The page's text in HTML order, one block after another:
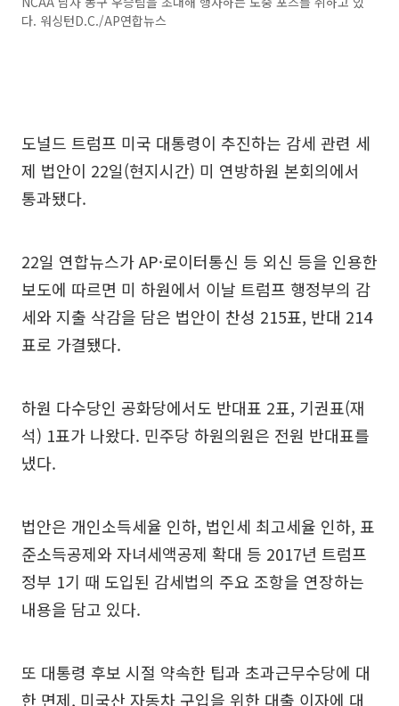
다. 워싱턴D.C./AP연합뉴스
도널드 트럼프 미국 대통령이 추진하는 감세 관련 세
제 법안이 22일(현지시간) 미 연방하원 본회의에서
통과됐다.
22일 연합뉴스가 AP·로이터통신 등 외신 등을 인용한
보도에 따르면 미 하원에서 이날 트럼프 행정부의 감
세와 지출 삭감을 담은 법안이 찬성 215표, 반대 214
표로 가결됐다.
하원 다수당인 공화당에서도 반대표 2표, 기권표(재
석) 1표가 나왔다. 민주당 하원의원은 전원 반대표를
냈다.
법안은 개인소득세율 인하, 법인세 최고세율 인하, 표
준소득공제와 자녀세액공제 확대 등 2017년 트럼프
정부 1기 때 도입된 감세법의 주요 조항을 연장하는
내용을 담고 있다.
또 대통령 후보 시절 약속한 팁과 초과근무수당에 대
한 면제, 미국산 자동차 구입을 위한 대출 이자에 대